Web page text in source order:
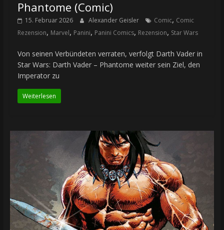
Phantome (Comic)
15. Februar 2026 Alexander Geisler Comic, Comic
Rezension, Marvel, Panini, Panini Comics, Rezension, Star Wars
Von seinen Verbündeten verraten, verfolgt Darth Vader in
Star Wars: Darth Vader – Phantome weiter sein Ziel, den
Imperator zu
Weiterlesen